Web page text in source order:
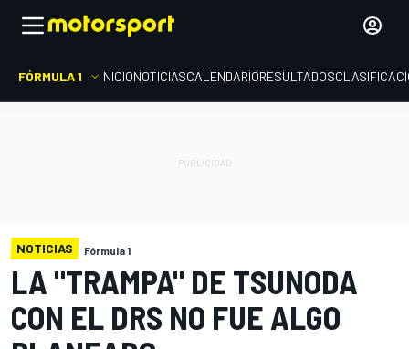
FÓRMULA 1 INICIONOTICIASCALENDARIORESULTADOS
NOTICIAS Fórmula 1
LA "TRAMPA" DE TSUNODA
CON EL DRS NO FUE ALGO